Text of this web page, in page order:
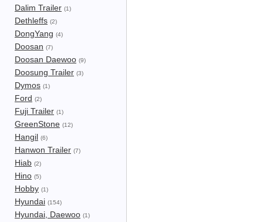
Dalim Trailer (1)
Dethleffs (2)
DongYang (4)
Doosan (7)
Doosan Daewoo (9)
Doosung Trailer (3)
Dymos (1)
Ford (2)
Fuji Trailer (1)
GreenStone (12)
Hangil (6)
Hanwon Trailer (7)
Hiab (2)
Hino (5)
Hobby (1)
Hyundai (154)
Hyundai, Daewoo (1)